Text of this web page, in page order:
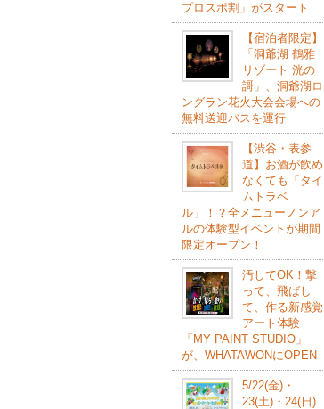
プロスポ割」がスタート
【宿泊者限定】
「洞爺湖 鶴雅
リゾート 洸の
謌」、洞爺湖ロ
ングラン花火大会会場への
無料送迎バスを運行
【渋谷・表参
道】お酒が飲め
なくても「タイ
ムトラベ
ル」！？全メニューノンア
ルの体験型イベントが期間
限定オープン！
汚してOK！撃
って、飛ばし
て、作る新感覚
アート体験
「MY PAINT STUDIO」
が、WHATAWONにOPEN
5/22(⾦)・
23(⼟)・24(⽇)